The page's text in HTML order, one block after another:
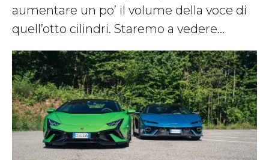
aumentare un po’ il volume della voce di
quell’otto cilindri. Staremo a vedere…